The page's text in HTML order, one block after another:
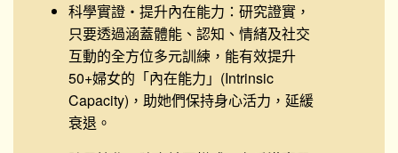
科學實證・提升內在能力 ：研究證實，
只要透過涵蓋體能、認知、情緒及社交
互動的全方位多元訓練，能有效提升
50+婦女的「內在能力」(Intrinsic
Capacity)，助她們保持身心活力，延緩
衰退。